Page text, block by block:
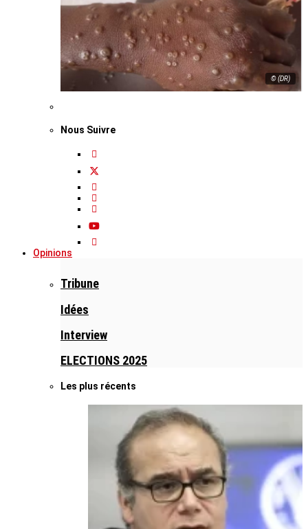
© (DR)
Nous Suivre
Opinions
Tribune
Idées
Interview
ELECTIONS 2025
Les plus récents